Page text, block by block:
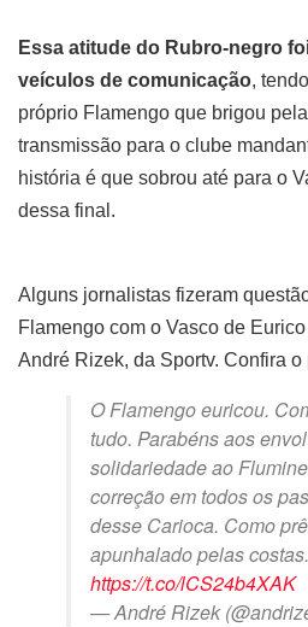
Essa atitude do Rubro-negro
veículos de comunicação,
próprio Flamengo que brigou
transmissão para o clube
história é que sobrou até para o
dessa final.
Alguns jornalistas fizeram
Flamengo com o Vasco de
André Rizek, da Sportv. Confira o
O Flamengo euricou.
tudo. Parabéns aos
solidariedade ao
correção em todos os
desse Carioca. Como
apunhalado pelas
https://t.co/lCS24b4XAK
— André Rizek